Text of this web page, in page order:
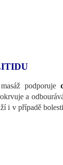
podporuje
a
i v případě